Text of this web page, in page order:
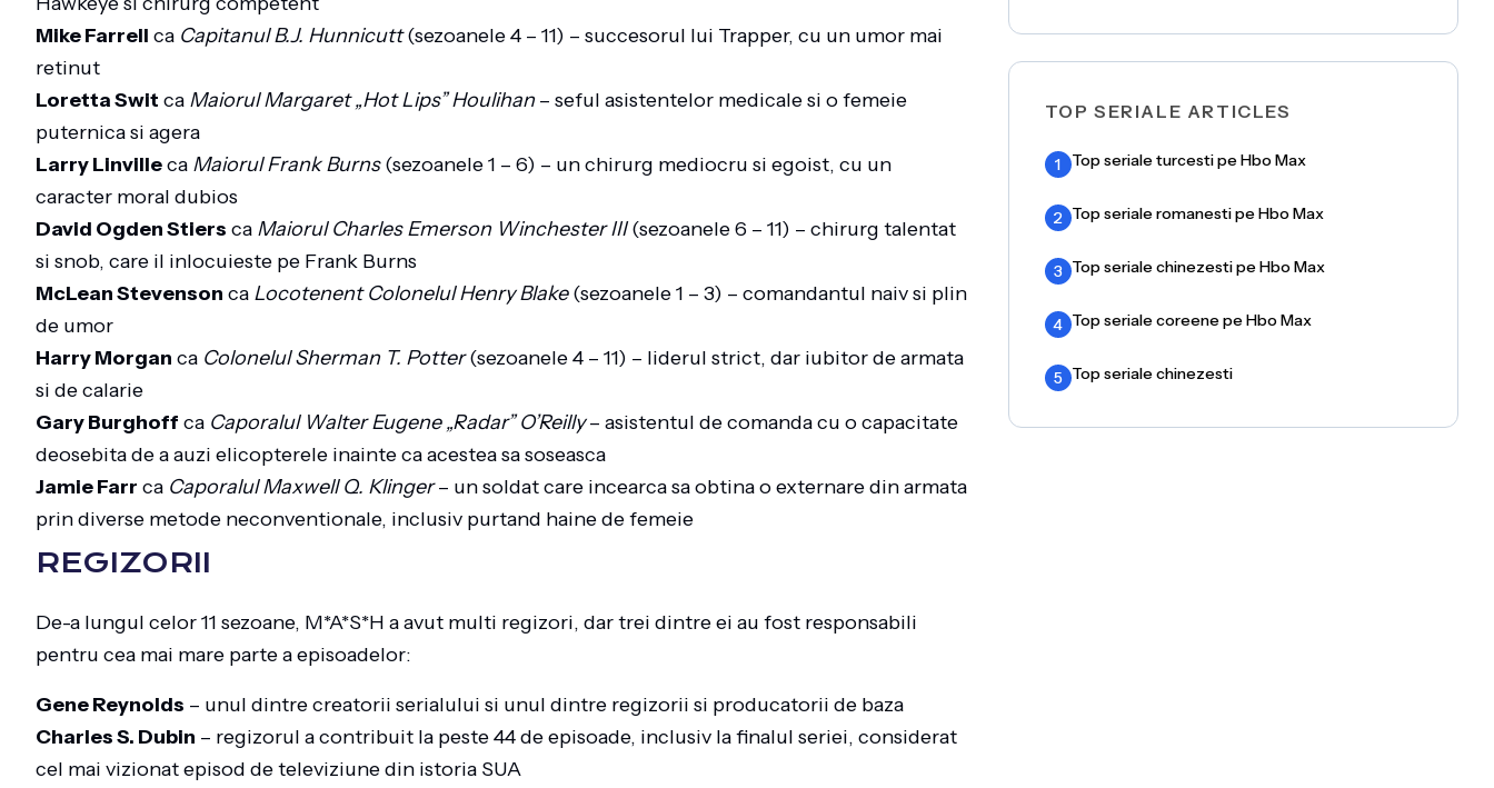
Mike Farrell ca Capitanul B.J. Hunnicutt(sezoanele 4 – 11) – succesorul lui Trapper, cu un umor mai
retinut
Loretta Swit ca Maiorul Margaret „Hot Lips” Houlihan– seful asistentelor medicale si o femeie
puternica si agera
Larry Linvilleca Maiorul Frank Burns(sezoanele 1 – 6) – un chirurg mediocru si egoist, cu un
caracter moral dubios
David Ogden Stiers ca Maiorul Charles Emerson Winchester III(sezoanele 6 – 11) – chirurg talentat
si snob, care il inlocuieste pe Frank Burns
McLean Stevenson ca Locotenent Colonelul Henry Blake(sezoanele 1 – 3) – comandantul naiv si plin
de umor
Harry Morgan ca Colonelul Sherman T. Potter(sezoanele 4 – 11) – liderul strict, dar iubitor de armata
si de calarie
Gary Burghoff ca Caporalul Walter Eugene „Radar” O’Reilly– asistentul de comanda cu o capacitate
deosebita de a auzi elicopterele inainte ca acestea sa soseasca
Jamie Farr ca Caporalul Maxwell Q. Klinger– un soldat care incearca sa obtina o externare din armata
prin diverse metode neconventionale, inclusiv purtand haine de femeie
REGIZORII
De-a lungul celor 11 sezoane, M*A*S*H a avut multi regizori, dar trei dintre ei au fost responsabili
pentru cea mai mare parte a episoadelor:
Gene Reynolds – unul dintre creatorii serialului si unul dintre regizorii si producatorii de baza
Charles S. Dubin – regizorul a contribuit la peste 44 de episoade, inclusiv la finalul seriei, considerat
cel mai vizionat episod de televiziune din istoria SUA
TOP SERIALE ARTICLES
1 Top seriale turcesti pe Hbo Max
2 Top seriale romanesti pe Hbo Max
3 Top seriale chinezesti pe Hbo Max
4 Top seriale coreene pe Hbo Max
5 Top seriale chinezesti